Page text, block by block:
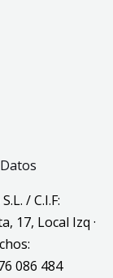
/ C.I.F:
17, Local Izq ·
086 484